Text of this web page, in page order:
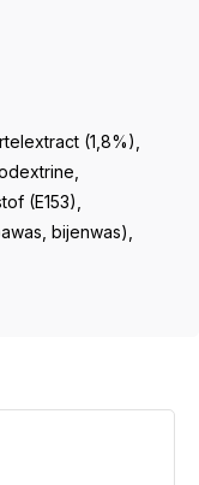
(1,8%),
(E153),
bijenwas),